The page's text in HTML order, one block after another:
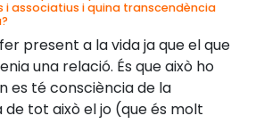
associatius i quina transcendència
present a la vida ja que el que
una relació. És que això ho
es té consciència de la
tot això el jo (que és molt